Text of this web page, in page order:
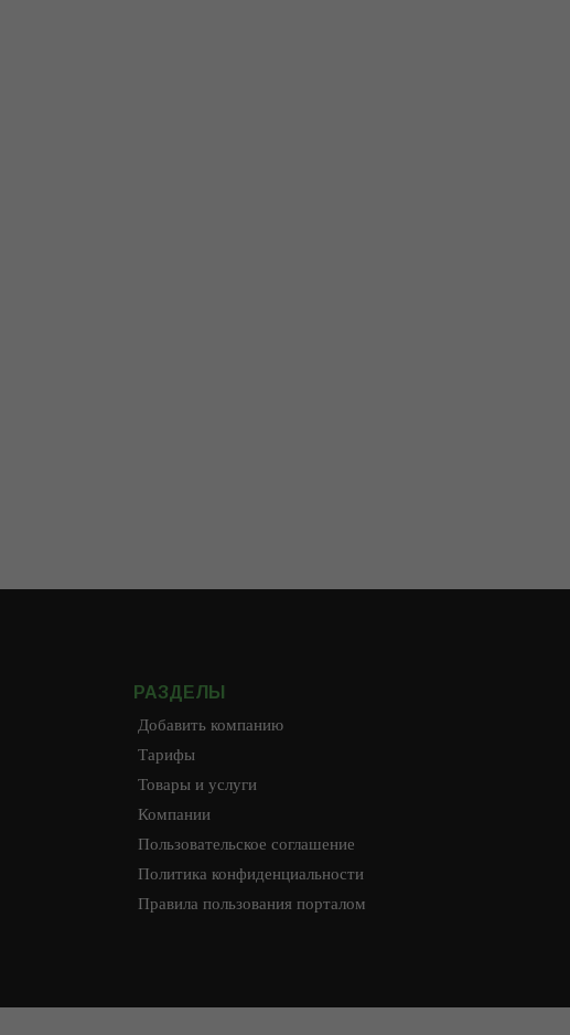
РАЗДЕЛЫ
Добавить компанию
Тарифы
Товары и услуги
Компании
Пользовательское соглашение
Политика конфиденциальности
Правила пользования порталом